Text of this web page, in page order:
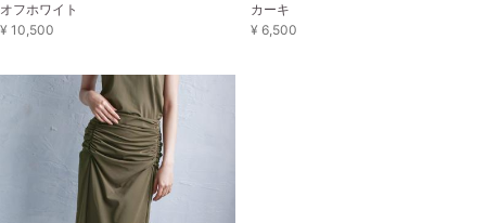
オフホワイト
¥ 10,500
カーキ
¥ 6,500